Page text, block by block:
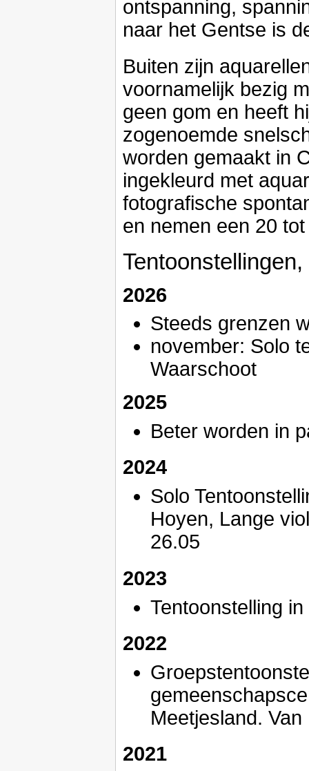
ontspanning,
naar het Gentse is
Buiten zijn
voornamelijk bezig
geen gom en heeft
zogenoemde
worden gemaakt in
ingekleurd met
fotografische
en nemen een 20
2026
Steeds grenzen
november: Solo
Waarschoot
2025
Beter worden in
2024
Solo
Hoyen, Lange
26.05
2023
Tentoonstelling
2022
Meetjesland. Van
2021